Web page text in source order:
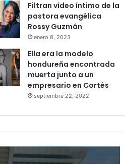
Filtran vídeo íntimo de la
pastora evangélica
Rossy Guzmán
enero 8, 2023
Ella era la modelo
hondureña encontrada
muerta junto a un
empresario en Cortés
septiembre 22, 2022